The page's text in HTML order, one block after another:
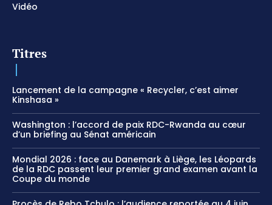
Vidéo
Titres
Lancement de la campagne « Recycler, c’est aimer
Kinshasa »
Washington : l’accord de paix RDC-Rwanda au cœur
d’un briefing au Sénat américain
Mondial 2026 : face au Danemark à Liège, les Léopards
de la RDC passent leur premier grand examen avant la
Coupe du monde